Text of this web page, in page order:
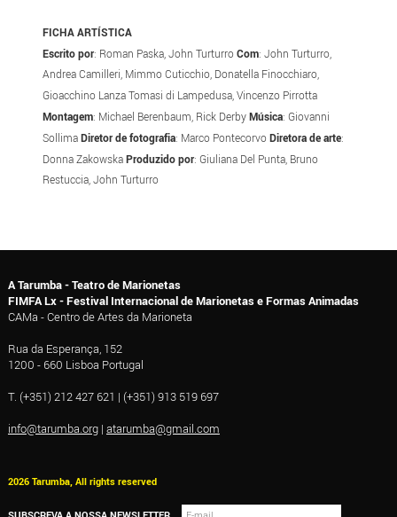
FICHA ARTÍSTICA
Escrito por: Roman Paska, John TurturroCom: John Turturro,
Andrea Camilleri, Mimmo Cuticchio, Donatella Finocchiaro,
Gioacchino Lanza Tomasi di Lampedusa, Vincenzo Pirrotta
Montagem: Michael Berenbaum, Rick DerbyMúsica: Giovanni
SollimaDiretor de fotografia: Marco PontecorvoDiretora de arte:
Donna ZakowskaProduzido por: Giuliana Del Punta, Bruno
Restuccia, John Turturro
A Tarumba - Teatro de Marionetas
FIMFA Lx - Festival Internacional de Marionetas e Formas Animadas
CAMa - Centro de Artes da Marioneta
Rua da Esperança, 152
1200 - 660 Lisboa Portugal
T. (+351) 212 427 621 | (+351) 913 519 697
info@tarumba.org| atarumba@gmail.com
2026 Tarumba, All rights reserved